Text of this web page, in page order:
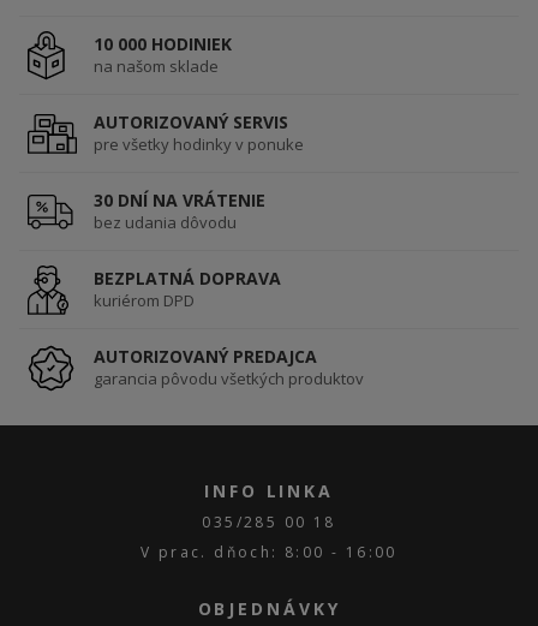
10 000 HODINIEK
na našom sklade
AUTORIZOVANÝ SERVIS
pre všetky hodinky v ponuke
30 DNÍ NA VRÁTENIE
bez udania dôvodu
BEZPLATNÁ DOPRAVA
kuriérom DPD
AUTORIZOVANÝ PREDAJCA
garancia pôvodu všetkých produktov
INFO LINKA
035/285 00 18
V prac. dňoch: 8:00 - 16:00
OBJEDNÁVKY